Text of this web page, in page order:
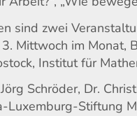
sind zwei
Mittwoch im Monat,
Institut für
Schröder, Dr.
Luxemburg-Stiftung